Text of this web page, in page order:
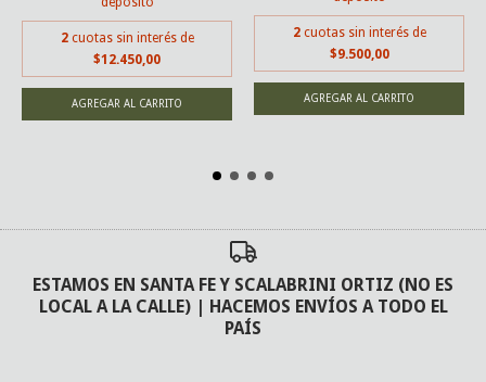
2 cuotas sin interés de
$12.450,00
2 cuotas sin interés de
$9.500,00
ESTAMOS EN SANTA FE Y SCALABRINI ORTIZ (NO ES
LOCAL A LA CALLE) | HACEMOS ENVÍOS A TODO EL
PAÍS